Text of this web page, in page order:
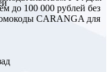
до 100 000 рублей без
CARANGA для